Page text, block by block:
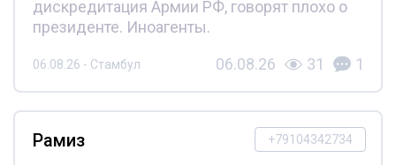
дискредитация Армии РФ, говорят плохо о
президенте. Иноагенты.
06.08.26 - Стамбул 06.08.26 31 1
+79104342734
Рамиз